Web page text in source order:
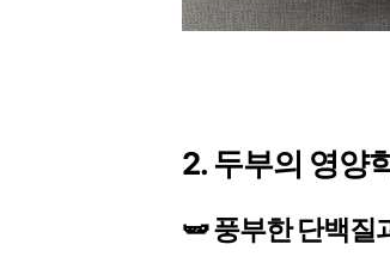
2. 두부의 영양
🫛 풍부한 단백질